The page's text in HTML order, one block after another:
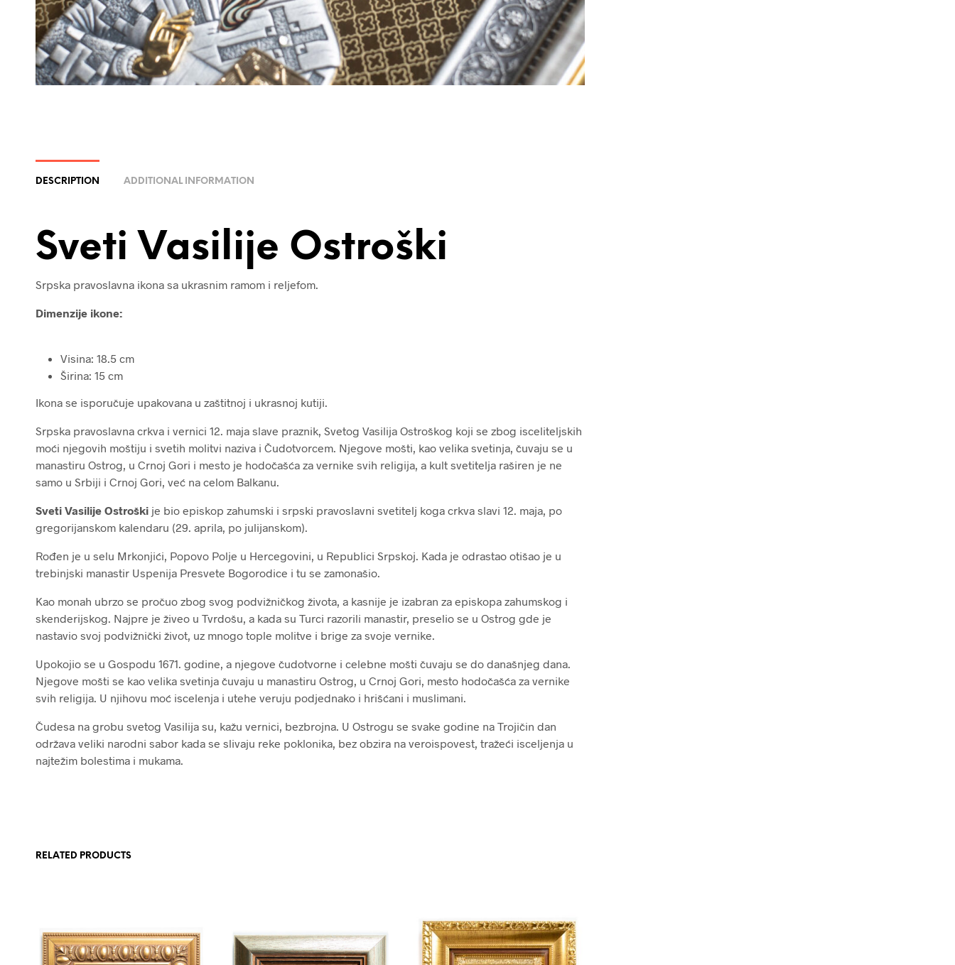
DESCRIPTION ADDITIONAL INFORMATION
Sveti Vasilije Ostroški
Srpska pravoslavna ikona sa ukrasnim ramom i reljefom.
Dimenzije ikone:
Visina: 18.5 cm
Širina: 15 cm
Ikona se isporučuje upakovana u zaštitnoj i ukrasnoj kutiji.
Srpska pravoslavna crkva i vernici 12. maja slave praznik, Svetog Vasilija Ostroškog koji se zbog isceliteljskih
moći njegovih moštiju i svetih molitvi naziva i Čudotvorcem. Njegove mošti, kao velika svetinja, čuvaju se u
manastiru Ostrog, u Crnoj Gori i mesto je hodočašća za vernike svih religija, a kult svetitelja raširen je ne
samo u Srbiji i Crnoj Gori, već na celom Balkanu.
Sveti Vasilije Ostroški je bio episkop zahumski i srpski pravoslavni svetitelj koga crkva slavi 12. maja, po
gregorijanskom kalendaru (29. aprila, po julijanskom).
Rođen je u selu Mrkonjići, Popovo Polje u Hercegovini, u Republici Srpskoj. Kada je odrastao otišao je u
trebinjski manastir Uspenija Presvete Bogorodice i tu se zamonašio.
Kao monah ubrzo se pročuo zbog svog podvižničkog života, a kasnije je izabran za episkopa zahumskog i
skenderijskog. Najpre je živeo u Tvrdošu, a kada su Turci razorili manastir, preselio se u Ostrog gde je
nastavio svoj podvižnički život, uz mnogo tople molitve i brige za svoje vernike.
Upokojio se u Gospodu 1671. godine, a njegove čudotvorne i celebne mošti čuvaju se do današnjeg dana.
Njegove mošti se kao velika svetinja čuvaju u manastiru Ostrog, u Crnoj Gori, mesto hodočašća za vernike
svih religija. U njihovu moć iscelenja i utehe veruju podjednako i hrišćani i muslimani.
Čudesa na grobu svetog Vasilija su, kažu vernici, bezbrojna. U Ostrogu se svake godine na Trojičin dan
održava veliki narodni sabor kada se slivaju reke poklonika, bez obzira na veroispovest, tražeći isceljenja u
najtežim bolestima i mukama.
RELATED PRODUCTS